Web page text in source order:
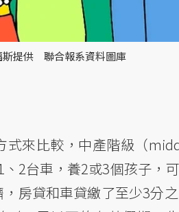
斯提供 聯合報系資料圖庫
來比較，中產階級（
2台車，養2或3個孩子，
房貸和車貸繳了至少3分